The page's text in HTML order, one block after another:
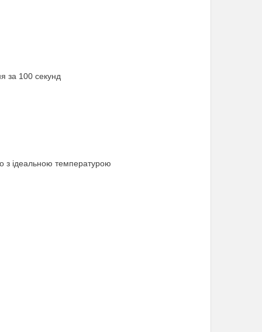
за 100 секунд
з ідеальною температурою